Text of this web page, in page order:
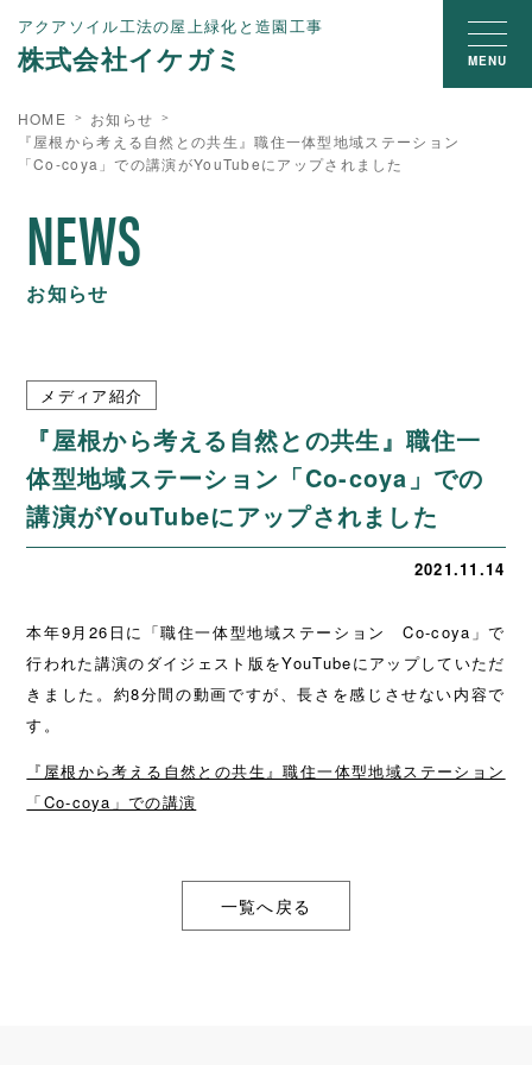
アクアソイル工法の屋上緑化と造園工事
株式会社イケガミ MENU
HOME
お知らせ
『屋根から考える自然との共生』職住一体型地域ステーション
「Co-coya」での講演がYouTubeにアップされました
NEWS
お知らせ
メディア紹介
『屋根から考える自然との共生』職住一
体型地域ステーション「Co-coya」での
講演がYouTubeにアップされました
2021.11.14
本年9月26日に「職住一体型地域ステーション Co-coya」で
行われた講演のダイジェスト版をYouTubeにアップしていただ
きました。約8分間の動画ですが、長さを感じさせない内容で
す。
『屋根から考える自然との共生』職住一体型地域ステーション
「Co-coya」での講演
一覧へ戻る